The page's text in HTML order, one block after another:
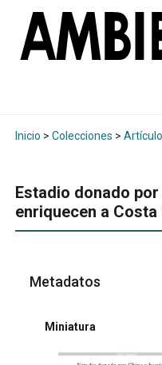
Inicio > Colecciones >
Estadio donado
enriquecen a Costa
Metadatos
Miniatura